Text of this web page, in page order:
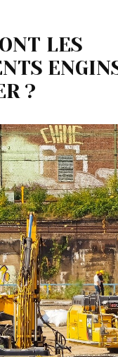
LES
?